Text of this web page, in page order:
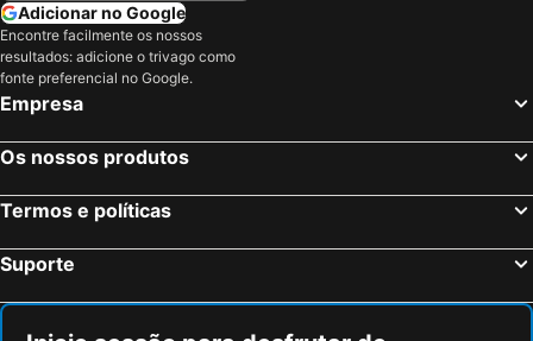
Adicionar no Google
Encontre facilmente os nossos
resultados: adicione o trivago como
fonte preferencial no Google.
Empresa
Os nossos produtos
Termos e políticas
Suporte